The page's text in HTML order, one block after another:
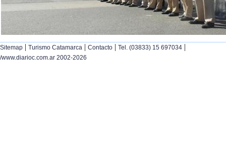
Sitemap | Turismo Catamarca | Contacto | Tel. (03833) 15 697034 |
/www.diarioc.com.ar 2002-2026